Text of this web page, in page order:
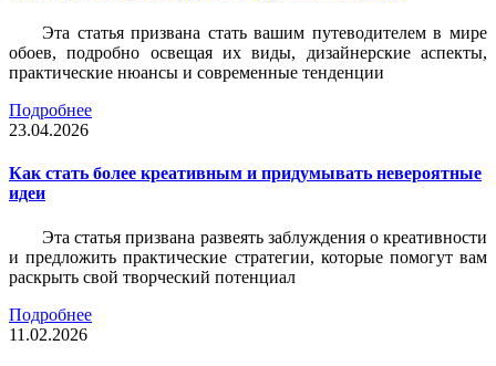
Эта статья призвана стать вашим путеводителем в мире
обоев, подробно освещая их виды, дизайнерские аспекты,
практические нюансы и современные тенденции
Подробнее
23.04.2026
Как стать более креативным и придумывать невероятные
идеи
Эта статья призвана развеять заблуждения о креативности
и предложить практические стратегии, которые помогут вам
раскрыть свой творческий потенциал
Подробнее
11.02.2026